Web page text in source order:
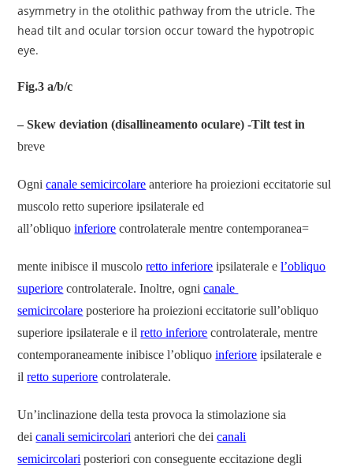
Fig.3 a/b/c
–Skew deviation (disallineamento oculare) -Tilt test in
breve
Ognicanale semicircolare anteriore ha proiezioni eccitatorie sul
muscolo retto superiore ipsilaterale ed
all’obliquoinferiore controlaterale mentre contemporanea=
mente inibisce il muscoloretto inferiore ipsilaterale el’obliquo
superiore controlaterale. Inoltre, ognicanale
semicircolare posteriore ha proiezioni eccitatorie sull’obliquo
superiore ipsilaterale e ilretto inferiore controlaterale, mentre
contemporaneamente inibisce l’obliquoinferiore ipsilaterale e
ilretto superiore controlaterale.
Un’inclinazione della testa provoca la stimolazione sia
deicanali semicircolari anteriori che deicanali
semicircolari posteriori con conseguente eccitazione degli